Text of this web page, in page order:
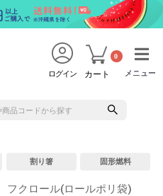
メニュー
メニュー
ログイン カート
0
割り箸 固形燃料
フクロール(ロールポリ袋)